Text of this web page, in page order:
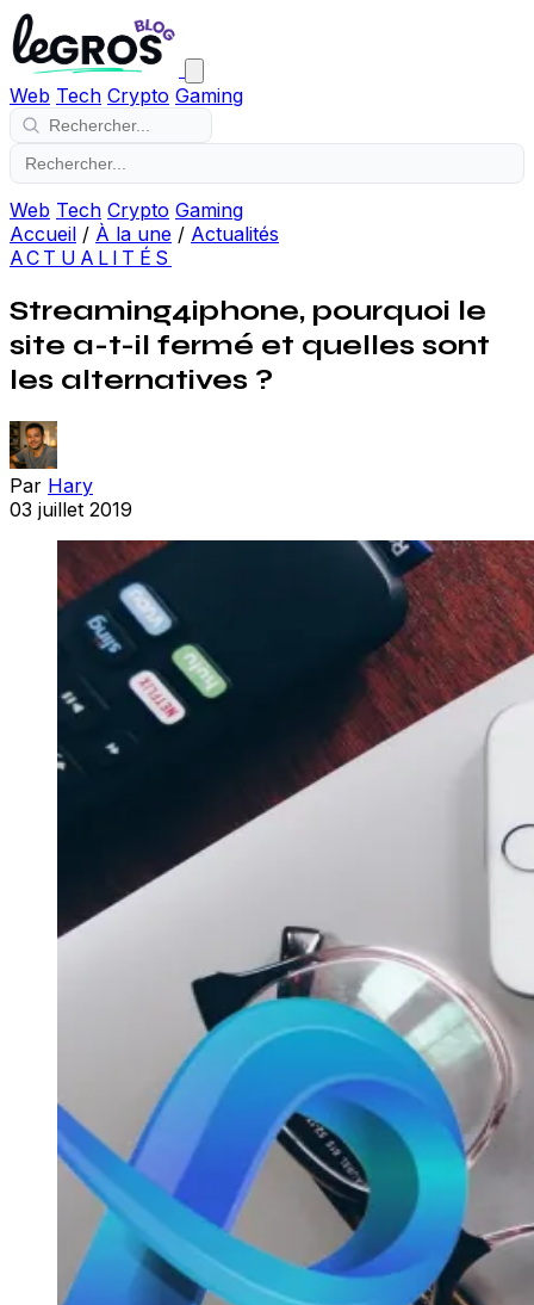
Web Tech Crypto Gaming
Web Tech Crypto Gaming
Accueil / À la une / Actualités
ACTUALITÉS
Streaming4iphone, pourquoi le
site a-t-il fermé et quelles sont
les alternatives ?
Par Hary
03 juillet 2019